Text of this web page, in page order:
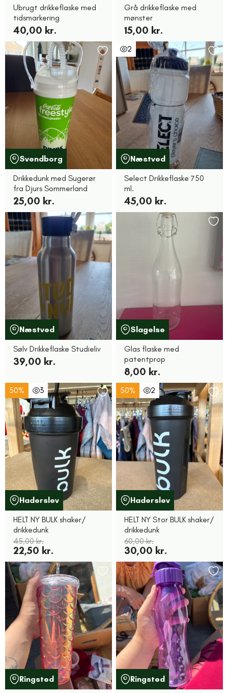
Ubrugt drikkeflaske med
tidsmarkering
40,00 kr.
Grå drikkeflaske med
mønster
15,00 kr.
Svendborg
Drikkedunk med Sugerør
fra Djurs Sommerland
25,00 kr.
2
Næstved
Select Drikkeflaske 750
ml.
45,00 kr.
Næstved
Sølv Drikkeflaske Studieliv
39,00 kr.
Slagelse
Glas flaske med
patentprop
8,00 kr.
50% 3
Haderslev
HELT NY BULK shaker/
drikkedunk
45,00 kr.
22,50 kr.
50% 2
Haderslev
HELT NY Stor BULK shaker/
drikkedunk
60,00 kr.
30,00 kr.
Ringsted
Ringsted